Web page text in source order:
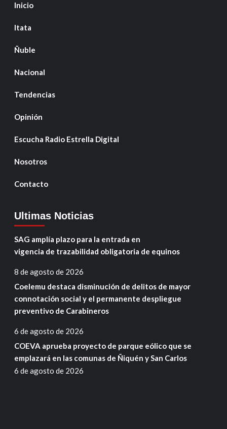
Inicio
Itata
Ñuble
Nacional
Tendencias
Opinión
Escucha Radio Estrella Digital
Nosotros
Contacto
Ultimas Noticias
SAG amplía plazo para la entrada en
vigencia de trazabilidad obligatoria de equinos
8 de agosto de 2026
Coelemu destaca disminución de delitos de mayor
connotación social y el permanente despliegue
preventivo de Carabineros
6 de agosto de 2026
COEVA aprueba proyecto de parque eólico que se
emplazará en las comunas de Ñiquén y San Carlos
6 de agosto de 2026